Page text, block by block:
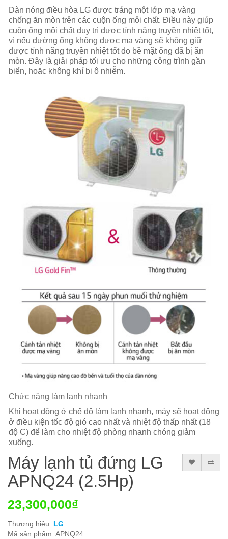
Dàn nóng điều hòa LG được tráng một lớp mạ vàng
chống ăn mòn trên các cuộn ống môi chất. Điều này giúp
cuộn ống môi chất duy trì được tính năng truyền nhiệt tốt,
vì nếu đường ống không được mạ vàng sẽ không giữ
được tính năng truyền nhiệt tốt do bề mặt ống đã bị ăn
mòn. Đây là giải pháp tối ưu cho những công trình gần
biển, hoặc không khí bị ô nhiễm.
Chức năng làm lạnh nhanh
Khi hoạt động ở chế độ làm lạnh nhanh, máy sẽ hoạt động
ở điều kiện tốc độ gió cao nhất và nhiệt độ thấp nhất (18
độ C) để làm cho nhiệt độ phòng nhanh chóng giảm
xuống.
Máy lạnh tủ đứng LG
APNQ24 (2.5Hp)
23,300,000₫
Thương hiệu: LG
Mã sản phẩm: APNQ24